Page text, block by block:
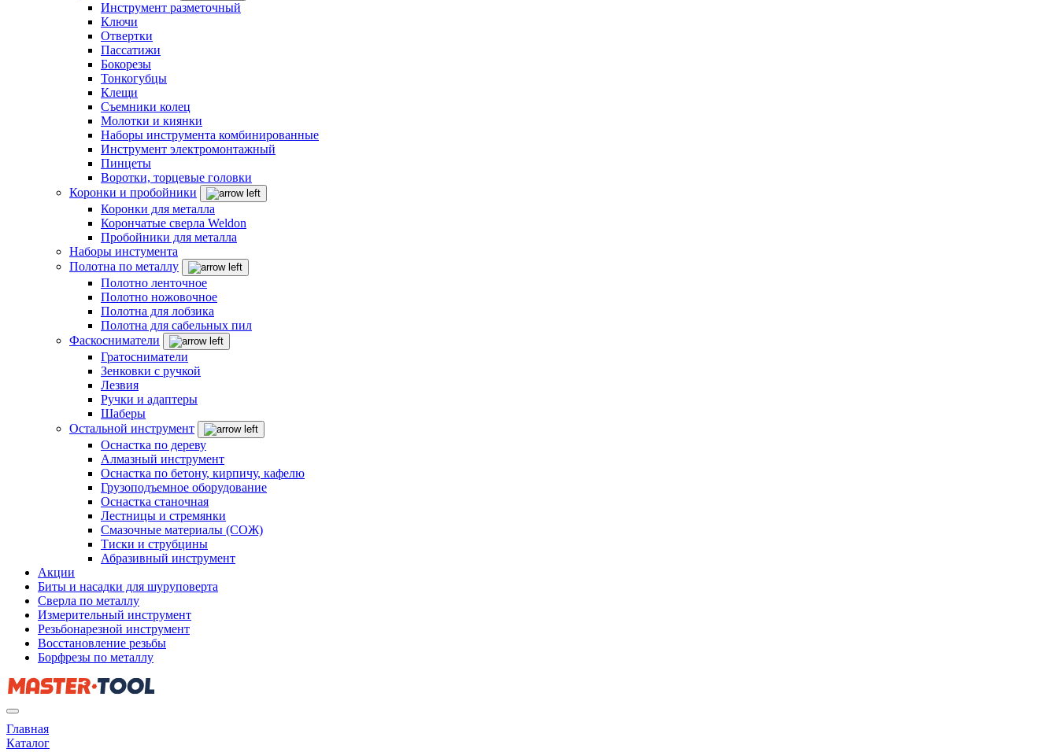
Инструмент разметочный
Ключи
Отвертки
Пассатижи
Бокорезы
Тонкогубцы
Клещи
Съемники колец
Молотки и киянки
Наборы инструмента комбинированные
Инструмент электромонтажный
Пинцеты
Воротки, торцевые головки
Коронки и пробойники
Коронки для металла
Корончатые сверла Weldon
Пробойники для металла
Наборы инстумента
Полотна по металлу
Полотно ленточное
Полотно ножовочное
Полотна для лобзика
Полотна для сабельных пил
Фаскосниматели
Гратосниматели
Зенковки с ручкой
Лезвия
Ручки и адаптеры
Шаберы
Остальной инструмент
Оснастка по дереву
Алмазный инструмент
Оснастка по бетону, кирпичу, кафелю
Грузоподъемное оборудование
Оснастка станочная
Лестницы и стремянки
Смазочные материалы (СОЖ)
Тиски и струбцины
Абразивный инструмент
Акции
Биты и насадки для шуруповерта
Сверла по металлу
Измерительный инструмент
Резьбонарезной инструмент
Восстановление резьбы
Борфрезы по металлу
Главная
Каталог